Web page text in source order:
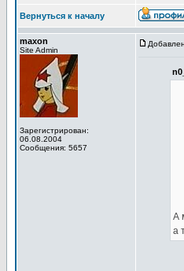
Вернуться к началу
maxon
Site Admin
Зарегистрирован:
06.08.2004
Сообщения: 5657
А
а